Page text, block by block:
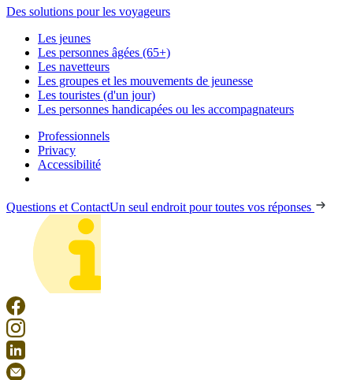
Des solutions pour les voyageurs
Les jeunes
Les personnes âgées (65+)
Les navetteurs
Les groupes et les mouvements de jeunesse
Les touristes (d'un jour)
Les personnes handicapées ou les accompagnateurs
Professionnels
Privacy
Accessibilité
Questions et ContactUn seul endroit pour toutes vos réponses